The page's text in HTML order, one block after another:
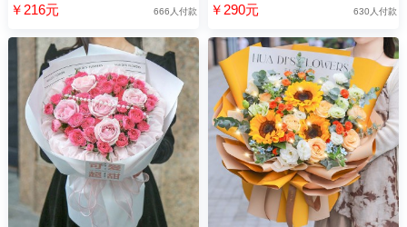
￥216元 666人付款 ￥290元 630人付款